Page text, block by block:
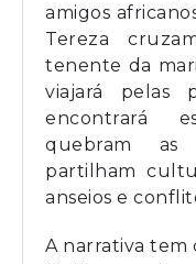
amigos
Tereza
tenente da
viajará pelas
encontrará
quebram as
partilham
anseios e
A narrativa tem